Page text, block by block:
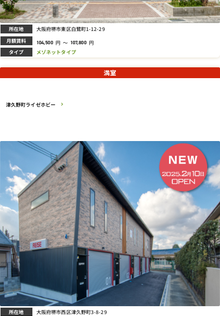
所在地 大阪府堺市東区白鷺町1-12-29
月額賃料 104,500 円 ～ 107,800 円
タイプ メゾネットタイプ
津久野町ライゼホビー
満室
所在地 大阪府堺市西区津久野町3-8-29